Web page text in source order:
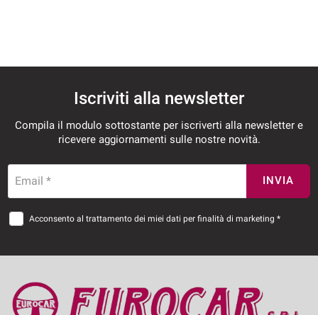
Iscriviti alla newsletter
Compila il modulo sottostante per iscriverti alla newsletter e
ricevere aggiornamenti sulle nostre novità.
Email * INVIA
Acconsento al trattamento dei miei dati per finalità di marketing *